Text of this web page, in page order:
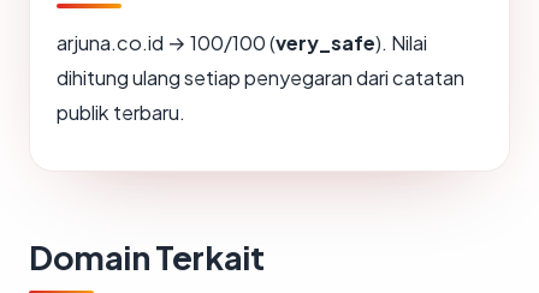
arjuna.co.id → 100/100 (very_safe). Nilai
dihitung ulang setiap penyegaran dari catatan
publik terbaru.
Domain Terkait